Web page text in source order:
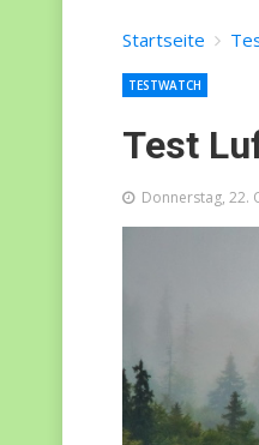
Startseite
Test
TESTWATCH
Donnerstag, 22.